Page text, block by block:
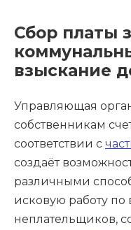
Сбор платы
взыскание
Управляющая
собственникам
соответствии с
создаёт
различными
исковую работу
неплательщиков,